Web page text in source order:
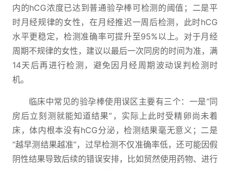
内的hCG浓度已达到普通验孕棒可检测的阈值；二是平
时月经规律的女性，在月经推迟一周后检测，此时hCG
水平更稳定，检测准确率可提升至95%以上。对于月经
周期不规律的女性，建议以最后一次同房的时间为准，满
14天后再进行检测，避免因月经周期波动误判检测时
机。
临床中常见的验孕棒使用误区主要有三个：一是“同
房后立刻测就能知道结果”，实际上此时受精卵尚未着
床，体内根本没有hCG分泌，检测结果毫无意义；二是
“越早测结果越准”，过早检测不仅准确率低，还可能因假
阴性结果导致后续的错误安排，比如贸然使用药物、进行